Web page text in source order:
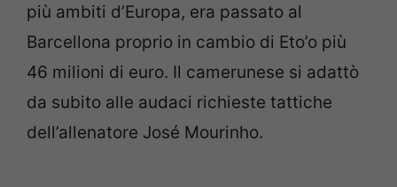
più ambiti d’Europa, era passato al
Barcellona proprio in cambio di Eto’o più
46 milioni di euro. Il camerunese si adattò
da subito alle audaci richieste tattiche
dell’allenatore José Mourinho.